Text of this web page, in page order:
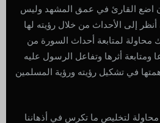
أن اضع القارئ في عمق المشهد وليس
إلى الأحداث من خلال رؤيته لها
محاولة لمتابعة أحداث السورة من
ومتابعة أثرها وتفاعل الرسول عليه
في تشكيل رؤيته ورؤية المسلمين
لتخليص ما تكرس في أذهاننا